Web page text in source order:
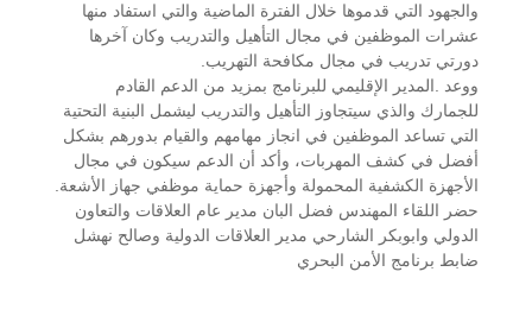
والجهود التي قدموها خلال الفترة الماضية والتي استفاد منها
عشرات الموظفين في مجال التأهيل والتدريب وكان آخرها
دورتي تدريب في مجال مكافحة التهريب.
ووعد .المدير الإقليمي للبرنامج بمزيد من الدعم القادم
للجمارك والذي سيتجاوز التأهيل والتدريب ليشمل البنية التحتية
التي تساعد الموظفين في انجاز مهامهم والقيام بدورهم بشكل
أفضل في كشف المهربات، وأكد أن الدعم سيكون في مجال
الأجهزة الكشفية المحمولة وأجهزة حماية موظفي جهاز الأشعة.
حضر اللقاء المهندس فضل البان مدير عام العلاقات والتعاون
الدولي وابوبكر الشارحي مدير العلاقات الدولية وصالح نهشل
ضابط برنامج الأمن البحري